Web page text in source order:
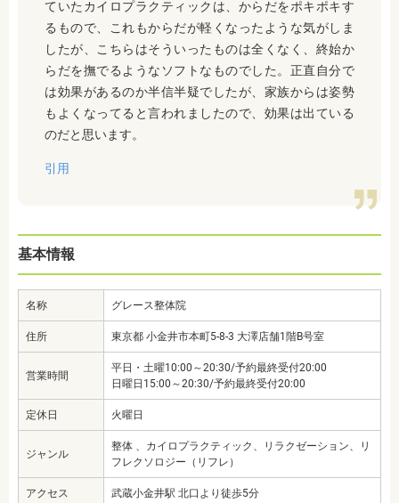
ていたカイロプラクティックは、からだをポキポキす
るもので、これもからだが軽くなったような気がしま
したが、こちらはそういったものは全くなく、終始か
らだを撫でるようなソフトなものでした。正直自分で
は効果があるのか半信半疑でしたが、家族からは姿勢
もよくなってると言われましたので、効果は出ている
のだと思います。
引用
基本情報
名称 グレース整体院
住所 東京都 小金井市本町5-8-3 大澤店舗1階B号室
営業時間
平日・土曜10:00～20:30/予約最終受付20:00
日曜日15:00～20:30/予約最終受付20:00
定休日 火曜日
ジャンル
整体 、カイロプラクティック、リラクゼーション、リ
フレクソロジー（リフレ）
アクセス 武蔵小金井駅 北口より徒歩5分